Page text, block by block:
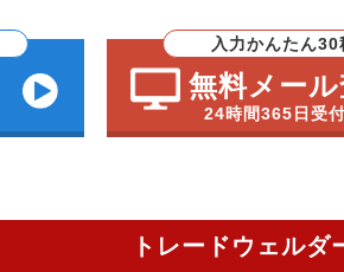
入力かんたん30
無料メール
24時間365日受付
トレードウェルダ